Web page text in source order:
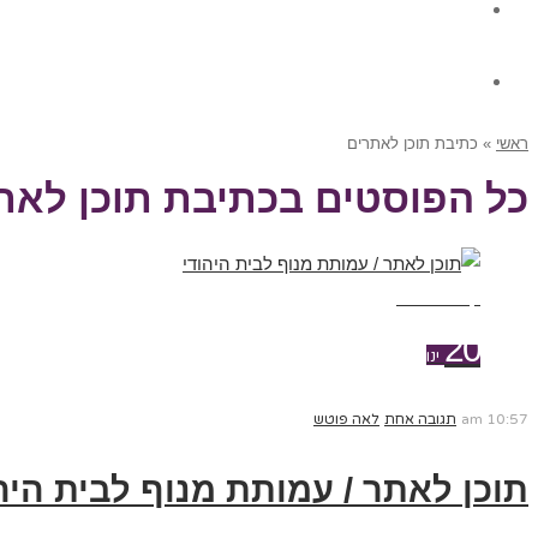
ראשי » כתיבת תוכן לאתרים
כל הפוסטים בכתיבת תוכן
20 ינו
10:57 am תגובה אחת לאה פוטש
תוכן לאתר / עמותת מנוף לבית